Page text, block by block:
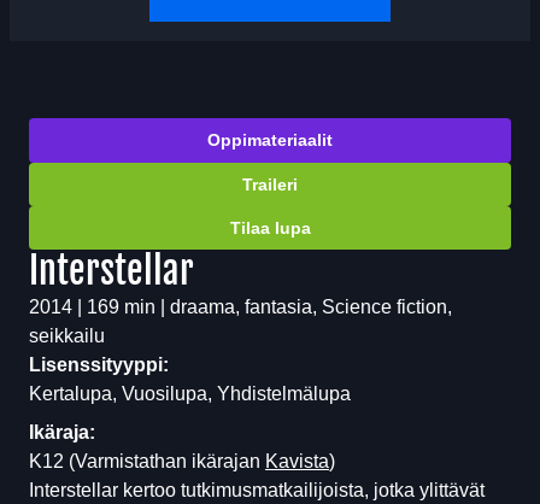
Oppimateriaalit
Traileri
Tilaa lupa
Interstellar
2014 | 169 min | draama, fantasia, Science fiction,
seikkailu
Lisenssityyppi:
Kertalupa, Vuosilupa, Yhdistelmälupa
Ikäraja:
K12 (Varmistathan ikärajan Kavista)
Interstellar kertoo tutkimusmatkailijoista, jotka ylittävät